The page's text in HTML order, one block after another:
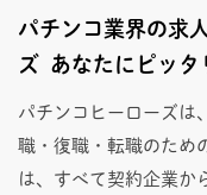
パチンコ業界の求
ズ あなたにピッタ
パチンコヒーローズは
職・復職・転職のため
は、すべて契約企業か